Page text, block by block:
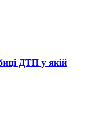
ДТП у якій